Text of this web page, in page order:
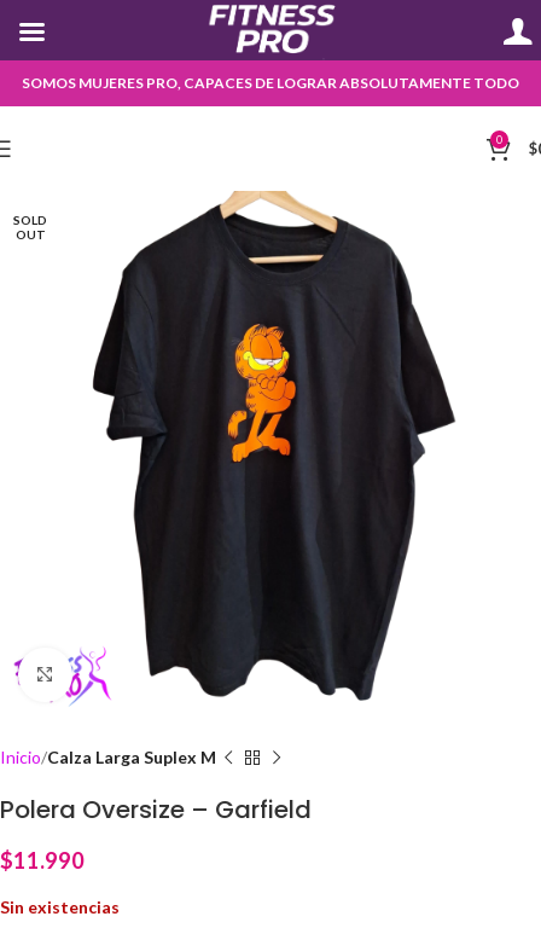
SOMOS MUJERES PRO, CAPACES DE LOGRAR ABSOLUTAMENTE TODO
0 $
SOLD
OUT
Click to enlarge
Inicio Calza Larga Suplex M
Polera Oversize – Garfield
$11.990
Sin existencias